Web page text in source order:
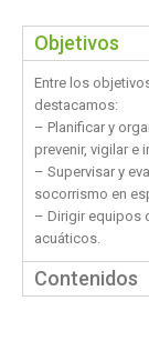
Objetivos
Entre los
destacamos:
– Planificar y
prevenir, vigilar e
– Supervisar y
socorrismo en
– Dirigir equipos
acuáticos.
Contenidos